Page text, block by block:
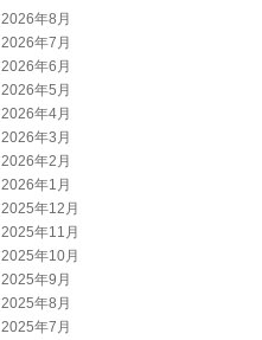
2026年8月
2026年7月
2026年6月
2026年5月
2026年4月
2026年3月
2026年2月
2026年1月
2025年12月
2025年11月
2025年10月
2025年9月
2025年8月
2025年7月